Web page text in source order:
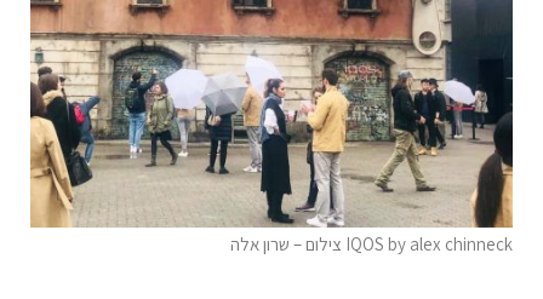
IQOS by alex chinneck צילום – שרון אלה